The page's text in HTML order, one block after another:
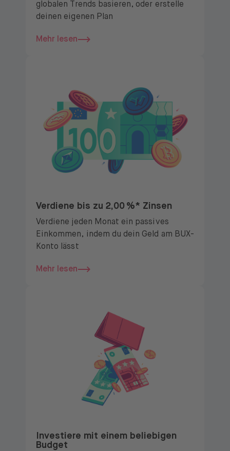
globalen Trends basieren, oder erstelle
deinen eigenen Plan
Mehr lesen
Verdiene bis zu 2,00 %* Zinsen
Verdiene jeden Monat ein passives
Einkommen, indem du dein Geld am BUX-
Konto lässt
Mehr lesen
Investiere mit einem beliebigen
Budget